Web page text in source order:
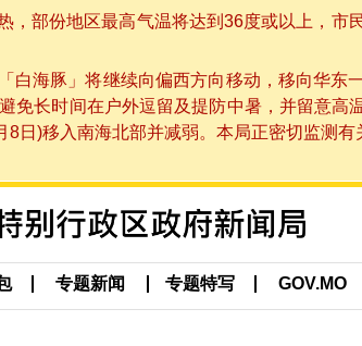
，部份地区最高气温将达到36度或以上，
白海豚」将继续向偏西方向移动，移向华
免长时间在户外逗留及提防中暑，并留意高
日)移入南海北部并减弱。本局正密切监测
专题新闻 专题特写 GOV.MO